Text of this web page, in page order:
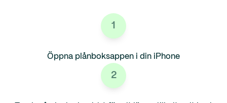
1
Öppna plånboksappen i din iPhone
2